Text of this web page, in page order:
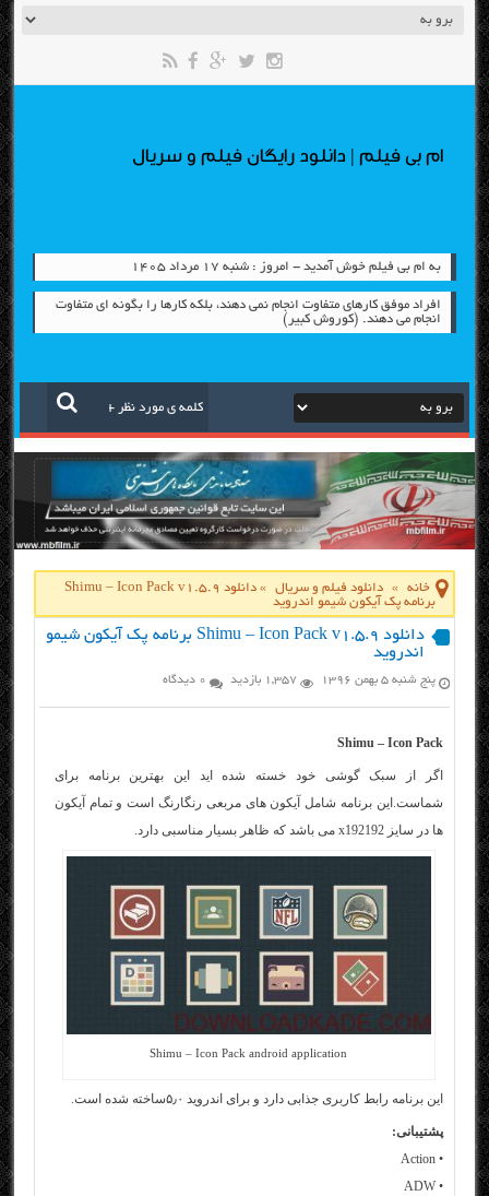
ام بی فیلم | دانلود رایگان فیلم و سریال
به ام بی فیلم خوش آمدید - امروز : شنبه ۱۷ مرداد ۱۴۰۵
افراد موفق کارهای متفاوت انجام نمی دهند، بلکه کارها را بگونه ای متفاوت
انجام می دهند. (کوروش کبیر)
خانه » دانلود فیلم و سریال »
دانلود Shimu – Icon Pack v1.5.9
برنامه پک آیکون شیمو اندروید
دانلود Shimu – Icon Pack v1.5.9 برنامه پک آیکون شیمو
اندروید
پنج شنبه ۵ بهمن ۱۳۹۶ 1,357 بازدید 0 دیدگاه
Shimu – Icon Pack
اگر از سبک گوشی خود خسته شده اید این بهترین برنامه برای
شماست.این برنامه شامل آیکون های مربعی رنگارنگ است و تمام آیکون
ها در سایز x192192 می باشد که ظاهر بسیار مناسبی دارد.
Shimu – Icon Pack android application
این برنامه رابط کاربری جذابی دارد و برای اندروید ۵٫۰ساخته شده است.
پشتیبانی:
• Action
• ADW